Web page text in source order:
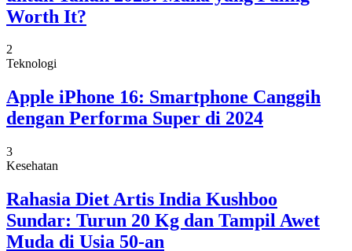
Worth It?
2
Teknologi
Apple iPhone 16: Smartphone Canggih
dengan Performa Super di 2024
3
Kesehatan
Rahasia Diet Artis India Kushboo
Sundar: Turun 20 Kg dan Tampil Awet
Muda di Usia 50-an